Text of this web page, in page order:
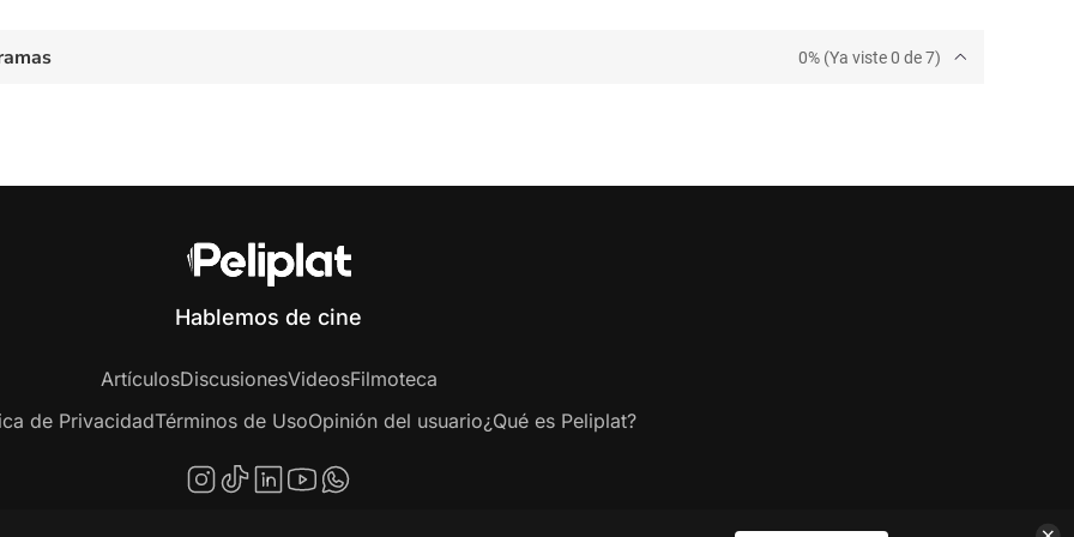
0% (Ya viste 0 de 7)
Hablemos de cine
ArtículosDiscusionesVideosFilmoteca
de PrivacidadTérminos de UsoOpinión del usuario¿Qué es Peliplat?